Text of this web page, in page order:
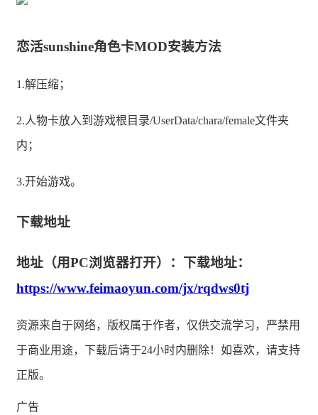
恋活sunshine角色卡MOD安装方法
1.解压缩；
2.人物卡放入到游戏根目录/UserData/chara/female文件夹
内；
3.开始游戏。
下载地址
地址（用PC浏览器打开）：下载地址：
https://www.feimaoyun.com/jx/rqdws0tj
资源来自于网络，版权属于作者，仅供交流学习，严禁用
于商业用途，下载后请于24小时内删除！如喜欢，请支持
正版。
广告